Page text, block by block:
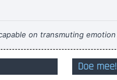
on transmuting
Ik ben in 2002 definitief
ik
Doe mee!